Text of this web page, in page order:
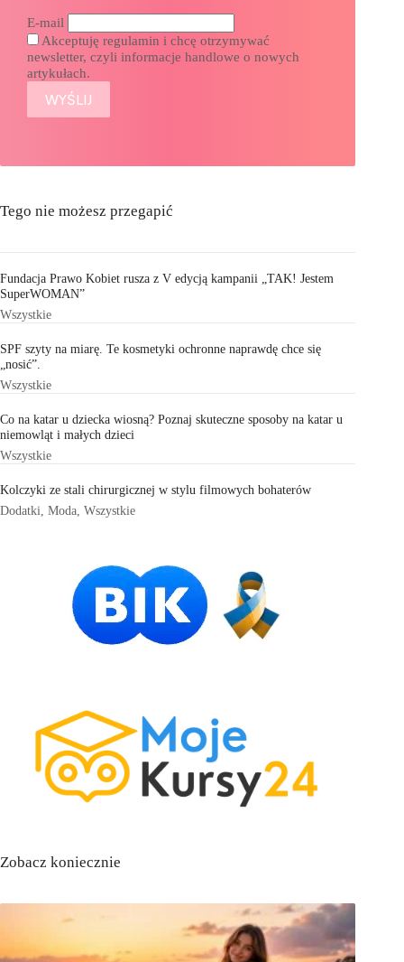
E-mail
Akceptuję regulamin i chcę otrzymywać
newsletter, czyli informacje handlowe o nowych
artykułach.
Tego nie możesz przegapić
Fundacja Prawo Kobiet rusza z V edycją kampanii „TAK! Jestem
SuperWOMAN”
Wszystkie
SPF szyty na miarę. Te kosmetyki ochronne naprawdę chce się
„nosić”.
Wszystkie
Co na katar u dziecka wiosną? Poznaj skuteczne sposoby na katar u
niemowląt i małych dzieci
Wszystkie
Kolczyki ze stali chirurgicznej w stylu filmowych bohaterów
Dodatki Moda Wszystkie
Zobacz koniecznie